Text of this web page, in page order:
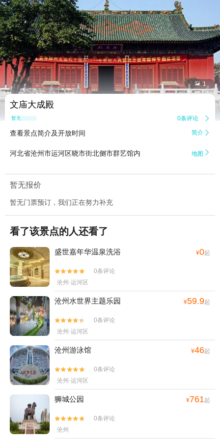
 1
文庙大成殿
暂无点评 0条评论 
查看景点简介及开放时间 简介 
河北省沧州市运河区晓市街北侧市群艺馆内 地图 
暂无报价
暂无门票预订，我们正在努力补充
看了该景点的人还看了
盛世嘉年华温泉洗浴 ¥0起


0条评论
沧州·运河区
沧州水世界主题乐园 ¥59.9起


0条评论
沧州·运河区
沧州游泳馆 ¥46起


0条评论
沧州·运河区
狮城公园 ¥761起


0条评论
沧州
